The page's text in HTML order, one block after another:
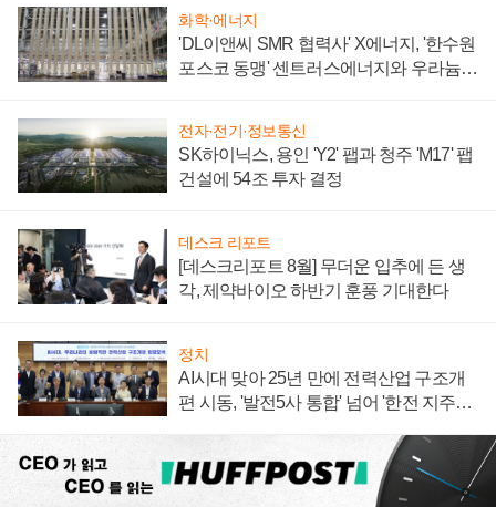
화학·에너지
'DL이앤씨 SMR 협력사' X에너지, '한수원
포스코 동맹' 센트러스에너지와 우라늄
전자·전기·정보통신
SK하이닉스, 용인 'Y2' 팹과 청주 'M17' 팹
건설에 54조 투자 결정
데스크 리포트
[데스크리포트 8월] 무더운 입추에 든 생
각, 제약바이오 하반기 훈풍 기대한다
정치
AI시대 맞아 25년 만에 전력산업 구조개
편 시동, '발전5사 통합' 넘어 '한전 지주사'